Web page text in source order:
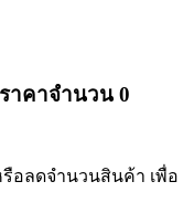
าคาจำนวน 0
อลดจำนวนสินค้า เพื่อ